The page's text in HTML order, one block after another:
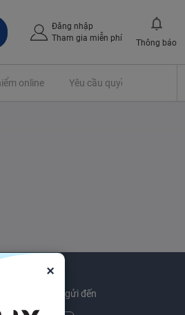
Đăng nhập
Tham gia miễn phí
Thông báo
online Yêu cầu quyền lợi bảo hiểm
nghiệp tin tức gửi đến
×